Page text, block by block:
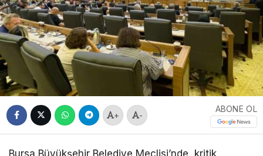
+ -
ABONE OL